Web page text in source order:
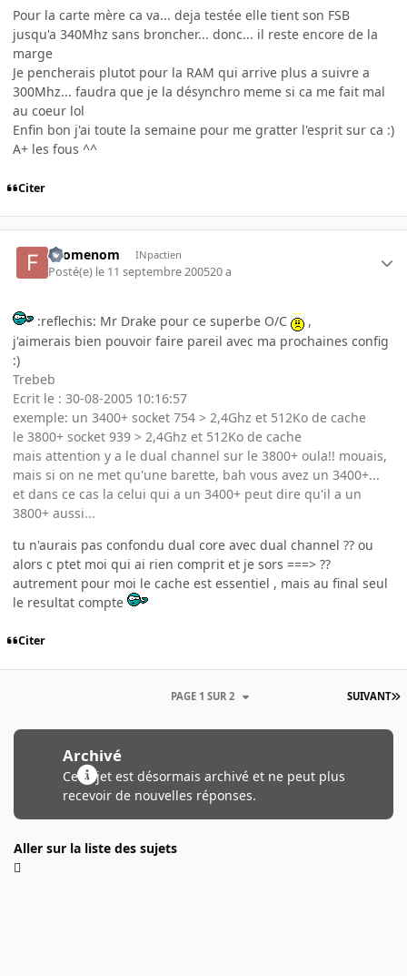
Pour la carte mère ca va... deja testée elle tient son FSB
jusqu'a 340Mhz sans broncher... donc... il reste encore de la
marge
Je pencherais plutot pour la RAM qui arrive plus a suivre a
300Mhz... faudra que je la désynchro meme si ca me fait mal
au coeur lol
Enfin bon j'ai toute la semaine pour me gratter l'esprit sur ca :)
A+ les fous ^^
Citer
Filomenom INpactien
Posté(e) le 11 septembre 200520 a
:reflechis: Mr Drake pour ce superbe O/C
,
j'aimerais bien pouvoir faire pareil avec ma prochaines config
:)
Trebeb
Ecrit le : 30-08-2005 10:16:57
exemple: un 3400+ socket 754 > 2,4Ghz et 512Ko de cache
le 3800+ socket 939 > 2,4Ghz et 512Ko de cache
mais attention y a le dual channel sur le 3800+ oula!! mouais,
mais si on ne met qu'une barette, bah vous avez un 3400+...
et dans ce cas la celui qui a un 3400+ peut dire qu'il a un
3800+ aussi...
tu n'aurais pas confondu dual core avec dual channel ?? ou
alors c ptet moi qui ai rien comprit et je sors ===> ??
autrement pour moi le cache est essentiel , mais au final seul
le resultat compte
Citer
SUIVANT
PAGE 1 SUR 2
Archivé
Ce sujet est désormais archivé et ne peut plus
recevoir de nouvelles réponses.
Aller sur la liste des sujets